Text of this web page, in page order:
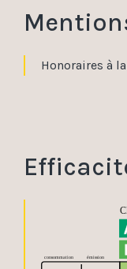
Honoraires à